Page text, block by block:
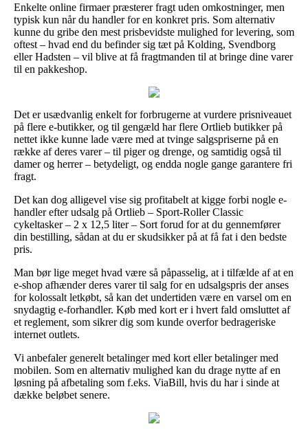
Enkelte online firmaer præsterer fragt uden omkostninger, men
typisk kun når du handler for en konkret pris. Som alternativ
kunne du gribe den mest prisbevidste mulighed for levering, som
oftest – hvad end du befinder sig tæt på Kolding, Svendborg
eller Hadsten – vil blive at få fragtmanden til at bringe dine varer
til en pakkeshop.
Det er usædvanlig enkelt for forbrugerne at vurdere prisniveauet
på flere e-butikker, og til gengæld har flere Ortlieb butikker på
nettet ikke kunne lade være med at tvinge salgspriserne på en
række af deres varer – til piger og drenge, og samtidig også til
damer og herrer – betydeligt, og endda nogle gange garantere fri
fragt.
Det kan dog alligevel vise sig profitabelt at kigge forbi nogle e-
handler efter udsalg på Ortlieb – Sport-Roller Classic
cykeltasker – 2 x 12,5 liter – Sort forud for at du gennemfører
din bestilling, sådan at du er skudsikker på at få fat i den bedste
pris.
Man bør lige meget hvad være så påpasselig, at i tilfælde af at en
e-shop afhænder deres varer til salg for en udsalgspris der anses
for kolossalt letkøbt, så kan det undertiden være en varsel om en
snydagtig e-forhandler. Køb med kort er i hvert fald omsluttet af
et reglement, som sikrer dig som kunde overfor bedrageriske
internet outlets.
Vi anbefaler generelt betalinger med kort eller betalinger med
mobilen. Som en alternativ mulighed kan du drage nytte af en
løsning på afbetaling som f.eks. ViaBill, hvis du har i sinde at
dække beløbet senere.